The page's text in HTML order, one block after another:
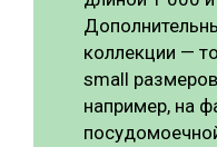
коллекции —
small
например, на